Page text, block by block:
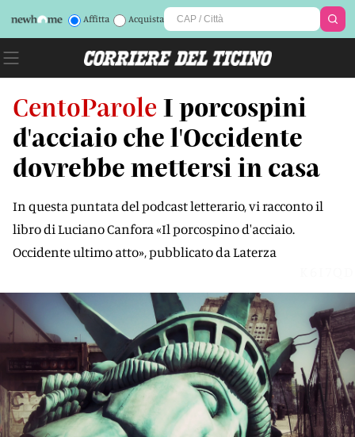
Affitta Acquista
CentoParole I porcospini
d'acciaio che l'Occidente
dovrebbe mettersi in casa
In questa puntata del podcast letterario, vi racconto il
libro di Luciano Canfora «Il porcospino d'acciaio.
Occidente ultimo atto», pubblicato da Laterza